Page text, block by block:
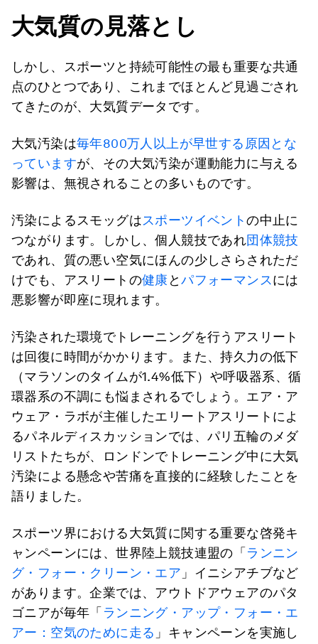
大気質の見落とし
しかし、スポーツと持続可能性の最も重要な共通
点のひとつであり、これまでほとんど見過ごされ
てきたのが、大気質データです。
大気汚染は毎年800万人以上が早世する原因とな
っていますが、その大気汚染が運動能力に与える
影響は、無視されることの多いものです。
汚染によるスモッグはスポーツイベントの中止に
つながります。しかし、個人競技であれ団体競技
であれ、質の悪い空気にほんの少しさらされただ
けでも、アスリートの健康とパフォーマンスには
悪影響が即座に現れます。
汚染された環境でトレーニングを行うアスリート
は回復に時間がかかります。また、持久力の低下
（マラソンのタイムが1.4%低下）や呼吸器系、循
環器系の不調にも悩まされるでしょう。エア・ア
ウェア・ラボが主催したエリートアスリートによ
るパネルディスカッションでは、パリ五輪のメダ
リストたちが、ロンドンでトレーニング中に大気
汚染による懸念や苦痛を直接的に経験したことを
語りました。
スポーツ界における大気質に関する重要な啓発キ
ャンペーンには、世界陸上競技連盟の「 ランニン
グ・フォー・クリーン・エア 」イニシアチブなど
があります。企業では、アウトドアウェアのパタ
ゴニアが毎年「 ランニング・アップ・フォー・エ
アー：空気のために走る 」キャンペーンを実施し